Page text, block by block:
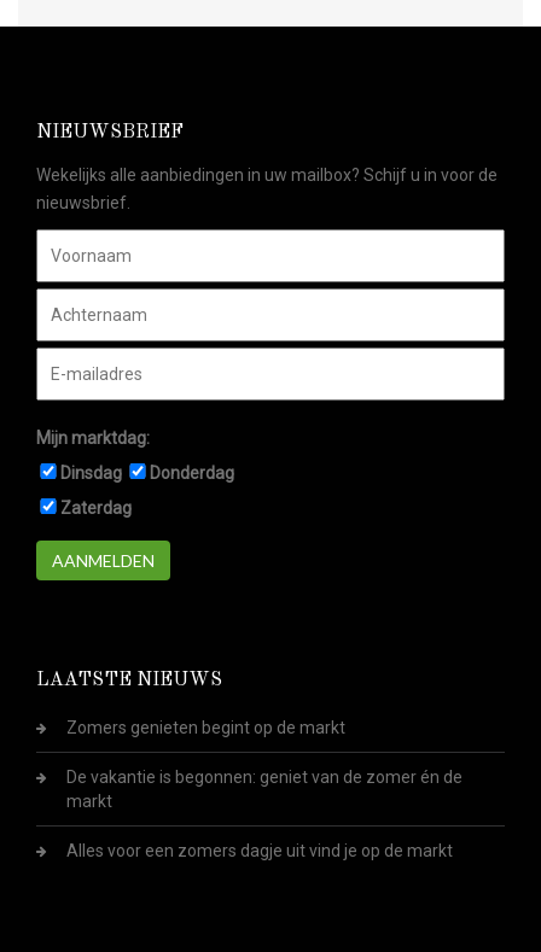
NIEUWSBRIEF
Wekelijks alle aanbiedingen in uw mailbox? Schijf u in voor de
nieuwsbrief.
Mijn marktdag:
Dinsdag
Donderdag
Zaterdag
AANMELDEN
LAATSTE NIEUWS
Zomers genieten begint op de markt
De vakantie is begonnen: geniet van de zomer én de
markt
Alles voor een zomers dagje uit vind je op de markt